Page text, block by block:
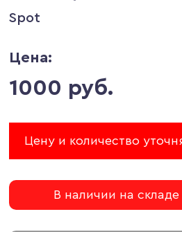
Spot
Цена:
1000 руб.
Цену и количество
В наличии на